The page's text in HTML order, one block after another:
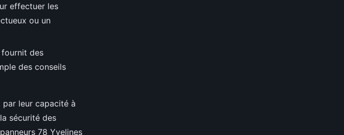
effectuer les
ou un
des
des conseils
par leur capacité à
sécurité des
78 Yvelines